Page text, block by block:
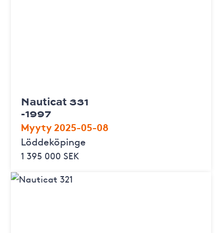
Nauticat 331
-1997
Myyty 2025-05-08
Löddeköpinge
1 395 000 SEK